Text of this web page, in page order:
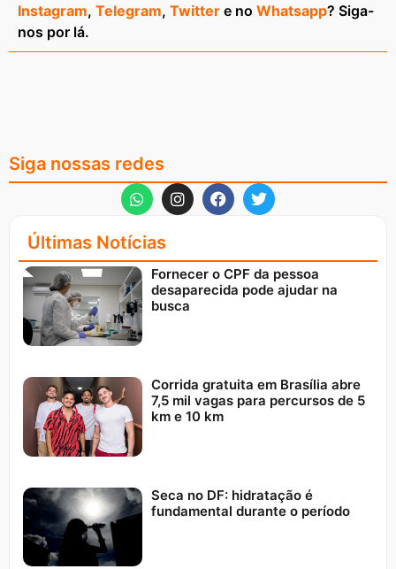
Instagram, Telegram, Twitter e no Whatsapp? Siga-
nos por lá.
Siga nossas redes
Últimas Notícias
Fornecer o CPF da pessoa
desaparecida pode ajudar na
busca
Corrida gratuita em Brasília abre
7,5 mil vagas para percursos de 5
km e 10 km
Seca no DF: hidratação é
fundamental durante o período